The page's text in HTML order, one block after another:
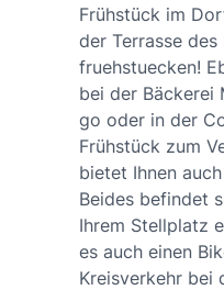
Frühstück im
der Terrasse
fruehstuecken!
bei der
go oder in der
Frühstück zum
bietet Ihnen
Beides befindet
Ihrem Stellplatz
es auch einen
Kreisverkehr bei